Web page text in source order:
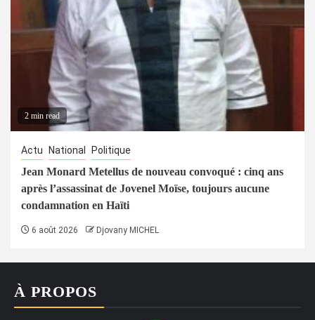
2 min read
Actu National Politique
Jean Monard Metellus de nouveau convoqué : cinq ans
après l’assassinat de Jovenel Moïse, toujours aucune
condamnation en Haïti
6 août 2026 Djovany MICHEL
À PROPOS